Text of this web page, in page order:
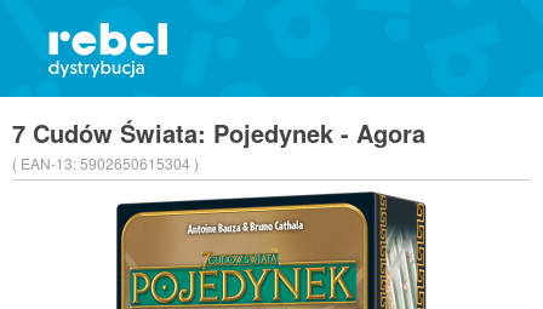
7 Cudów Świata: Pojedynek - Agora
( EAN-13:5902650615304 )